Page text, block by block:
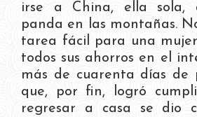
irse a China, ella sola,
panda en las montañas.
tarea fácil para una
todos sus ahorros en el
más de cuarenta días de
que, por fin, logró
regresar a casa se dio